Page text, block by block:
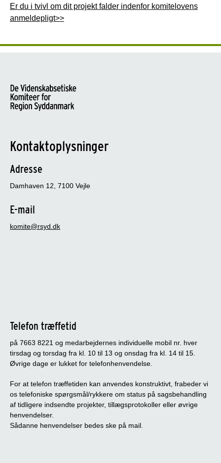
Er du i tvivl om dit projekt falder indenfor komitelovens
anmeldepligt>>
Kontaktoplysninger
Adresse
Damhaven 12, 7100 Vejle
E-mail
komite@rsyd.dk
Telefon træffetid
på 7663 8221 og medarbejdernes individuelle mobil nr. hver
tirsdag og torsdag fra kl. 10 til 13 og onsdag fra kl. 14 til 15.
Øvrige dage er lukket for telefonhenvendelse.
For at telefon træffetiden kan anvendes konstruktivt, frabeder vi
os telefoniske spørgsmål/rykkere om status på sagsbehandling
af tidligere indsendte projekter, tillægsprotokoller eller øvrige
henvendelser.
Sådanne henvendelser bedes ske på mail.